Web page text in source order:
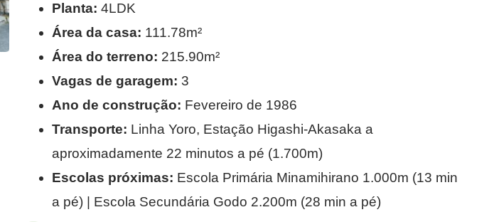
Planta: 4LDK
Área da casa: 111.78m²
Área do terreno: 215.90m²
Vagas de garagem: 3
Ano de construção: Fevereiro de 1986
Transporte: Linha Yoro, Estação Higashi-Akasaka a
aproximadamente 22 minutos a pé (1.700m)
Escolas próximas: Escola Primária Minamihirano 1.000m (13 min
a pé) | Escola Secundária Godo 2.200m (28 min a pé)